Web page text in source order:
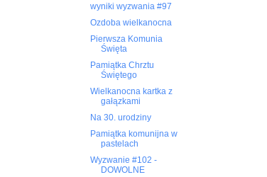
wyniki wyzwania #97
Ozdoba wielkanocna
Pierwsza Komunia
Święta
Pamiątka Chrztu
Świętego
Wielkanocna kartka z
gałązkami
Na 30. urodziny
Pamiątka komunijna w
pastelach
Wyzwanie #102 -
DOWOLNE